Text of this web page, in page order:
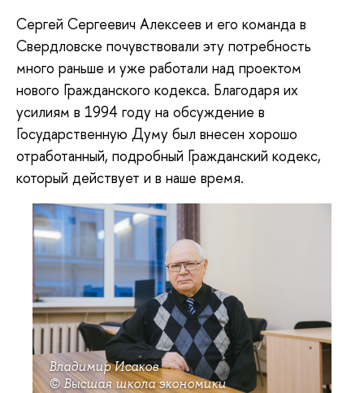
Сергей Сергеевич Алексеев и его команда в
Свердловске почувствовали эту потребность
много раньше и уже работали над проектом
нового Гражданского кодекса. Благодаря их
усилиям в 1994 году на обсуждение в
Государственную Думу был внесен хорошо
отработанный, подробный Гражданский кодекс,
который действует и в наше время.
Владимир Исаков
© Высшая школа экономики